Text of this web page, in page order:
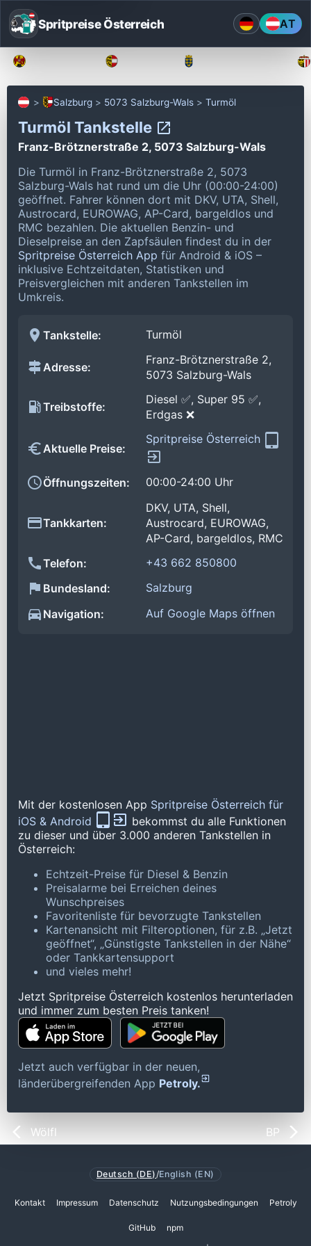
Spritpreise Österreich AT
Salzburg 5073 Salzburg-Wals Turmöl
Turmöl Tankstelle
Franz-Brötznerstraße 2, 5073 Salzburg-Wals
Die Turmöl in Franz-Brötznerstraße 2, 5073
Salzburg-Wals hat rund um die Uhr (00:00-24:00)
geöffnet. Fahrer können dort mit DKV, UTA, Shell,
Austrocard, EUROWAG, AP-Card, bargeldlos und
RMC bezahlen. Die aktuellen Benzin- und
Dieselpreise an den Zapfsäulen findest du in der
Spritpreise Österreich App für Android & iOS –
inklusive Echtzeitdaten, Statistiken und
Preisvergleichen mit anderen Tankstellen im
Umkreis.
Tankstelle: Turmöl
Adresse:
Franz-Brötznerstraße 2,
5073 Salzburg-Wals
Treibstoffe:
Diesel ✅, Super 95 ✅,
Erdgas ❌
Aktuelle Preise:
Spritpreise Österreich
Öffnungszeiten: 00:00-24:00 Uhr
Tankkarten:
DKV, UTA, Shell,
Austrocard, EUROWAG,
AP-Card, bargeldlos, RMC
Telefon:
+43 662 850800
Bundesland:
Salzburg
Navigation:
Auf Google Maps öffnen
Mit der kostenlosen App Spritpreise Österreich für
iOS & Android
bekommst du alle Funktionen
zu dieser und über 3.000 anderen Tankstellen in
Österreich:
Echtzeit-Preise für Diesel & Benzin
Preisalarme bei Erreichen deines
Wunschpreises
Favoritenliste für bevorzugte Tankstellen
Kartenansicht mit Filteroptionen, für z.B. „Jetzt
geöffnet“, „Günstigste Tankstellen in der Nähe“
oder Tankkartensupport
und vieles mehr!
Jetzt Spritpreise Österreich kostenlos herunterladen
und immer zum besten Preis tanken!
Jetzt auch verfügbar in der neuen,
länderübergreifenden App Petroly.
Wölfl BP
Deutsch (DE)/English (EN)
Kontakt Impressum Datenschutz Nutzungsbedingungen Petroly
GitHub npm